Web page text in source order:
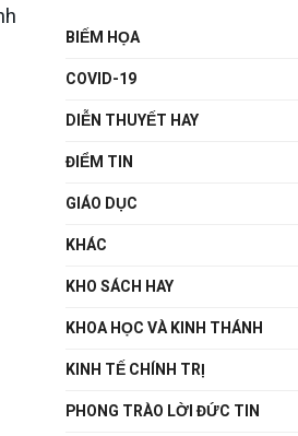
BIẾM HỌA
COVID-19
DIỄN THUYẾT HAY
ĐIỂM TIN
GIÁO DỤC
KHÁC
KHO SÁCH HAY
KHOA HỌC VÀ KINH THÁNH
KINH TẾ CHÍNH TRỊ
PHONG TRÀO LỜI ĐỨC TIN